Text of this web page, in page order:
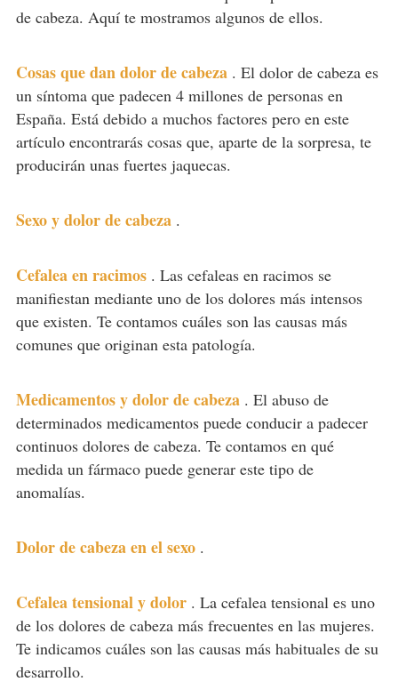
de cabeza. Aquí te mostramos algunos de ellos.
Cosas que dan dolor de cabeza . El dolor de cabeza es
un síntoma que padecen 4 millones de personas en
España. Está debido a muchos factores pero en este
artículo encontrarás cosas que, aparte de la sorpresa, te
producirán unas fuertes jaquecas.
Sexo y dolor de cabeza .
Cefalea en racimos . Las cefaleas en racimos se
manifiestan mediante uno de los dolores más intensos
que existen. Te contamos cuáles son las causas más
comunes que originan esta patología.
Medicamentos y dolor de cabeza . El abuso de
determinados medicamentos puede conducir a padecer
continuos dolores de cabeza. Te contamos en qué
medida un fármaco puede generar este tipo de
anomalías.
Dolor de cabeza en el sexo .
Cefalea tensional y dolor . La cefalea tensional es uno
de los dolores de cabeza más frecuentes en las mujeres.
Te indicamos cuáles son las causas más habituales de su
desarrollo.